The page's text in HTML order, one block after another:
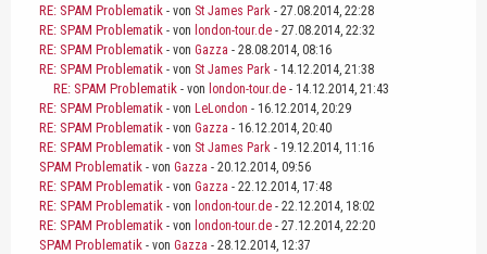
RE: SPAM Problematik - von St James Park - 27.08.2014, 22:28
RE: SPAM Problematik - von london-tour.de - 27.08.2014, 22:32
RE: SPAM Problematik - von Gazza - 28.08.2014, 08:16
RE: SPAM Problematik - von St James Park - 14.12.2014, 21:38
RE: SPAM Problematik - von london-tour.de - 14.12.2014, 21:43
RE: SPAM Problematik - von LeLondon - 16.12.2014, 20:29
RE: SPAM Problematik - von Gazza - 16.12.2014, 20:40
RE: SPAM Problematik - von St James Park - 19.12.2014, 11:16
SPAM Problematik - von Gazza - 20.12.2014, 09:56
RE: SPAM Problematik - von Gazza - 22.12.2014, 17:48
RE: SPAM Problematik - von london-tour.de - 22.12.2014, 18:02
RE: SPAM Problematik - von london-tour.de - 27.12.2014, 22:20
SPAM Problematik - von Gazza - 28.12.2014, 12:37